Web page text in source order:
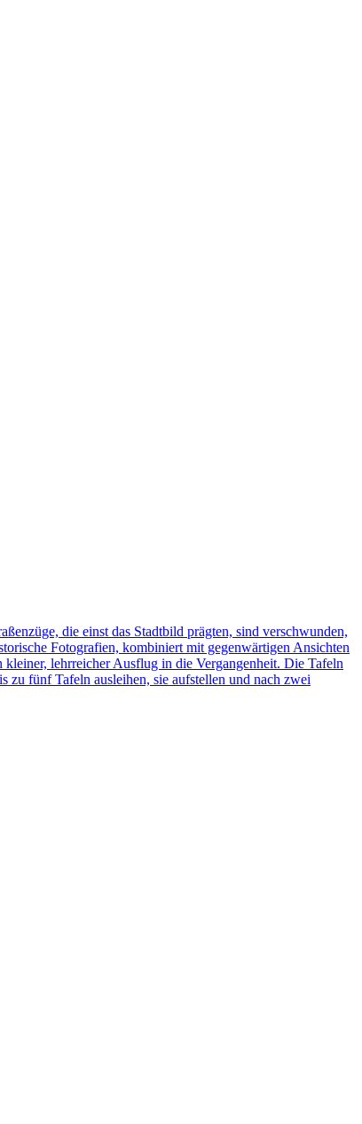
die einst das Stadtbild prägten, sind verschwunden,
Fotografien, kombiniert mit gegenwärtigen Ansichten
lehrreicher Ausflug in die Vergangenheit. Die Tafeln
zu fünf Tafeln ausleihen, sie aufstellen und nach zwei